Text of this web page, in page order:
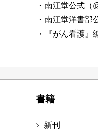
・南江堂公式（
・南江堂洋書部
・『がん看護』
書籍
新刊